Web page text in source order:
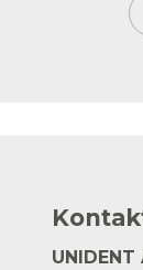
UNIDENT